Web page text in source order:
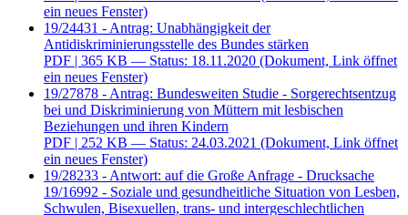
ein neues Fenster)
19/24431 - Antrag: Unabhängigkeit der
Antidiskriminierungsstelle des Bundes stärken
PDF | 365 KB — Status: 18.11.2020 (Dokument, Link öffnet
ein neues Fenster)
19/27878 - Antrag: Bundesweiten Studie - Sorgerechtsentzug
bei und Diskriminierung von Müttern mit lesbischen
Beziehungen und ihren Kindern
PDF | 252 KB — Status: 24.03.2021 (Dokument, Link öffnet
ein neues Fenster)
19/28233 - Antwort: auf die Große Anfrage - Drucksache
19/16992 - Soziale und gesundheitliche Situation von Lesben,
Schwulen, Bisexuellen, trans- und intergeschlechtlichen